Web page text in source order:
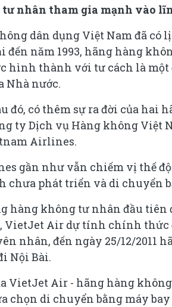
tư nhân tham gia mạnh vào
dân dụng Việt Nam đã
đến năm 1993, hãng hàng
hình thành với tư cách là
Nhà nước.
đó, có thêm sự ra đời của hai
ty Dịch vụ Hàng không Việt
Airlines.
gần như vẫn chiếm vị thế
chưa phát triển và di chuyển
hàng không tư nhân đầu tiên
VietJet Air dự tính chính thức
nhân, đến ngày 25/12/
Nội Bài.
VietJet Air - hãng hàng
chọn di chuyển bằng máy